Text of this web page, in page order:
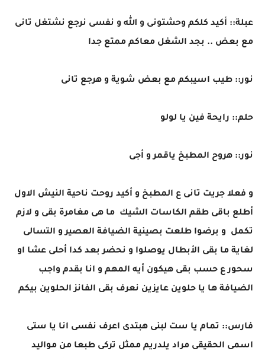
عبلة:: أكيد كلكم وحشتونى و الله و نفسى نرجع نشتغل تانى
مع بعض .. بجد الشغل معاكم ممتع جدا
نور:: طيب اسيبكم مع بعض شوية و هرجع تانى
حلم:: رايحة فين يا لولو
نور:: هروح المطبخ ياقمر و أجى
و فعلا جريت تانى ع المطبخ و أكيد روحت ناحية النيش الاول
أطلع باقى طقم الكاسات الشيك ما هى مغامرة بقى و لازم
تكمل و برضوا طلعت بصينية الضيافة العصير و التسالى
لغاية ما بقى الأبطال يوصلوا و نحضر بعد كدا أحلى عشا او
سحور ع حسب بقى هيكون أيه المهم و انا بقدم واجب
الضيافة ها يا حلوين عايزين نعرف بقى الفانز الحلوين بيكم
فارس:: تمام يا ست لبنى هبتدى اعرف نفسى انا يا ستى
اسمى الحقيقى مراد يلدريم ممثل تركى طبعا من مواليد